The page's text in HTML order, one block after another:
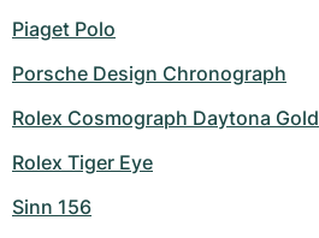
Piaget Polo
Porsche Design Chronograph
Rolex Cosmograph Daytona Gold
Rolex Tiger Eye
Sinn 156